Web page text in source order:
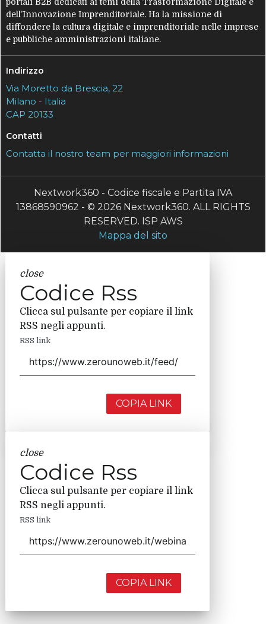
dell’Innovazione Imprenditoriale. Ha la missione di
diffondere la cultura digitale e imprenditoriale nelle imprese
e pubbliche amministrazioni italiane.
Indirizzo
Via Moretto da Brescia, 22
Milano - Italia
CAP 20133
Contatti
Contatta il nostro team per maggiori informazioni
Nextwork360 - Codice fiscale e Partita IVA
13868590962 - © 2026 Nextwork360. ALL RIGHTS
RESERVED. ISP AWS
Mappa del sito
close
Codice Rss
Clicca sul pulsante per copiare il link
RSS negli appunti.
RSS link
COPIA LINK
close
Codice Rss
Clicca sul pulsante per copiare il link
RSS negli appunti.
RSS link
COPIA LINK